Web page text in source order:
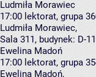
Ludmiła Morawiec
17:00 lektorat, grupa
Ludmiła Morawiec,
Sala 311, budynek: D-
Ewelina Madoń
17:00 lektorat, grupa
Ewelina Madoń,